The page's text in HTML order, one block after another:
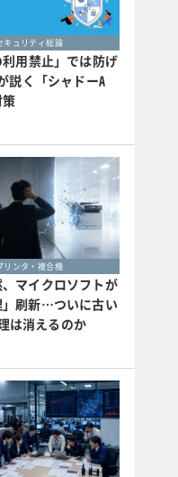
キュリティ総論
利用禁止」では防げ
説く「シャドーA
リンタ・複合機
マイクロソフトが
」刷新…ついに古い
は消えるのか